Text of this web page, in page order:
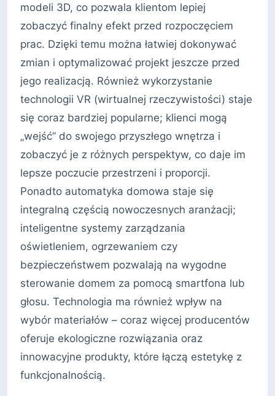
modeli 3D, co pozwala klientom lepiej
zobaczyć finalny efekt przed rozpoczęciem
prac. Dzięki temu można łatwiej dokonywać
zmian i optymalizować projekt jeszcze przed
jego realizacją. Również wykorzystanie
technologii VR (wirtualnej rzeczywistości) staje
się coraz bardziej popularne; klienci mogą
„wejść” do swojego przyszłego wnętrza i
zobaczyć je z różnych perspektyw, co daje im
lepsze poczucie przestrzeni i proporcji.
Ponadto automatyka domowa staje się
integralną częścią nowoczesnych aranżacji;
inteligentne systemy zarządzania
oświetleniem, ogrzewaniem czy
bezpieczeństwem pozwalają na wygodne
sterowanie domem za pomocą smartfona lub
głosu. Technologia ma również wpływ na
wybór materiałów – coraz więcej producentów
oferuje ekologiczne rozwiązania oraz
innowacyjne produkty, które łączą estetykę z
funkcjonalnością.